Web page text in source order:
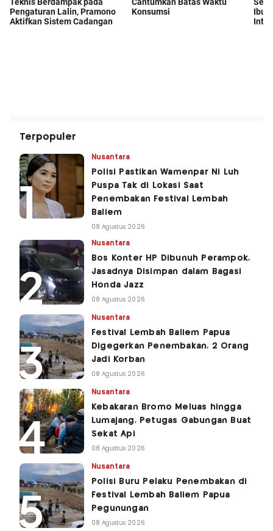
Terpopuler
Nusantara
Polisi Pastikan Wamenpar Ni Luh
Puspa Tak di Lokasi Saat
Penembakan Festival Lembah
Baliem
08 Agustus 2026
Nusantara
Bos Konter HP Dibunuh Perampok,
Jasadnya Disimpan dalam Bagasi
Honda Jazz
08 Agustus 2026
Nusantara
Festival Lembah Baliem Papua
Digegerkan Penembakan, 2 Orang
Jadi Korban
08 Agustus 2026
Nusantara
Kebakaran Bromo Meluas hingga
Lumajang, Petugas Gabungan Buat
Sekat Api
08 Agustus 2026
Nusantara
Polisi Buru Pelaku Penembakan di
Festival Lembah Baliem Papua
Pegunungan
08 Agustus 2026